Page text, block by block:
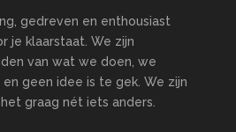
gedreven en enthousiast
je klaarstaat. We zijn
van wat we doen, we
geen idee is te gek. We zijn
graag nét iets anders.